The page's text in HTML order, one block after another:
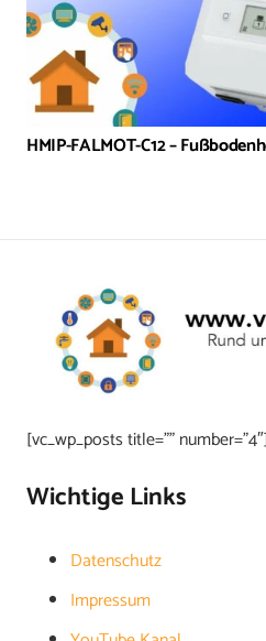
HMIP-FALMOT-C12 –
[vc_wp_posts title=”” number=”4″]
Wichtige Links
Datenschutz
Impressum